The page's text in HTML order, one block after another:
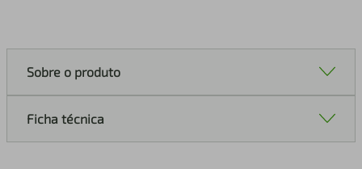
Sobre o produto
Ficha técnica